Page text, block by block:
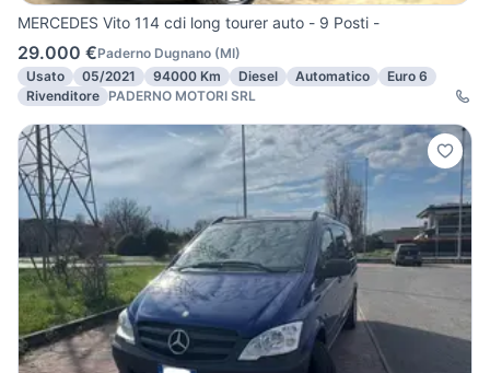
MERCEDES Vito 114 cdi long tourer auto - 9 Posti -
29.000 €Paderno Dugnano (MI)
Usato
05/2021 94000 Km Diesel Automatico
Euro 6
Rivenditore PADERNO MOTORI SRL